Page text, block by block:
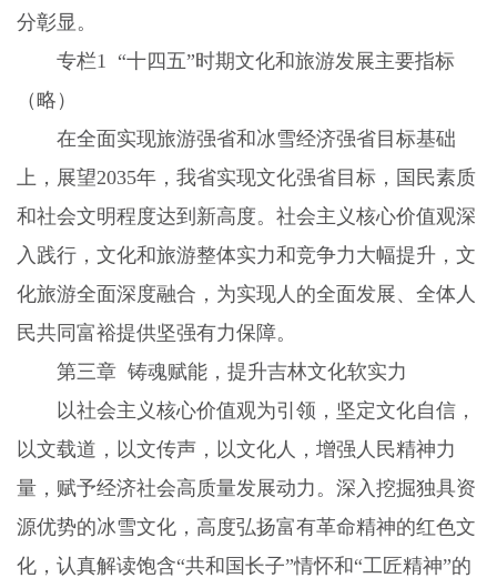
分彰显。
专栏1 “十四五”时期文化和旅游发展主要指标
（略）
在全面实现旅游强省和冰雪经济强省目标基础
上，展望2035年，我省实现文化强省目标，国民素质
和社会文明程度达到新高度。社会主义核心价值观深
入践行，文化和旅游整体实力和竞争力大幅提升，文
化旅游全面深度融合，为实现人的全面发展、全体人
民共同富裕提供坚强有力保障。
第三章 铸魂赋能，提升吉林文化软实力
以社会主义核心价值观为引领，坚定文化自信，
以文载道，以文传声，以文化人，增强人民精神力
量，赋予经济社会高质量发展动力。深入挖掘独具资
源优势的冰雪文化，高度弘扬富有革命精神的红色文
化，认真解读饱含“共和国长子”情怀和“工匠精神”的